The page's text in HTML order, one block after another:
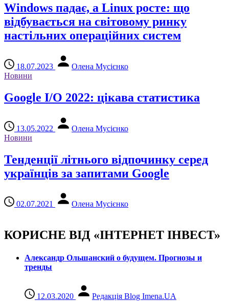
Windows падає, а Linux росте: що
відбувається на світовому ринку
настільних операційних систем
18.07.2023
Олена Мусієнко
Новини
Google I/O 2022: цікава статистика
13.05.2022
Олена Мусієнко
Новини
Тенденції літнього відпочинку серед
українців за запитами Google
02.07.2021 Олена Мусієнко
КОРИСНЕ ВІД «ІНТЕРНЕТ ІНВЕСТ»
Александр Ольшанский о будущем. Прогнозы и
тренды
12.03.2020 Редакція Blog Imena.UA